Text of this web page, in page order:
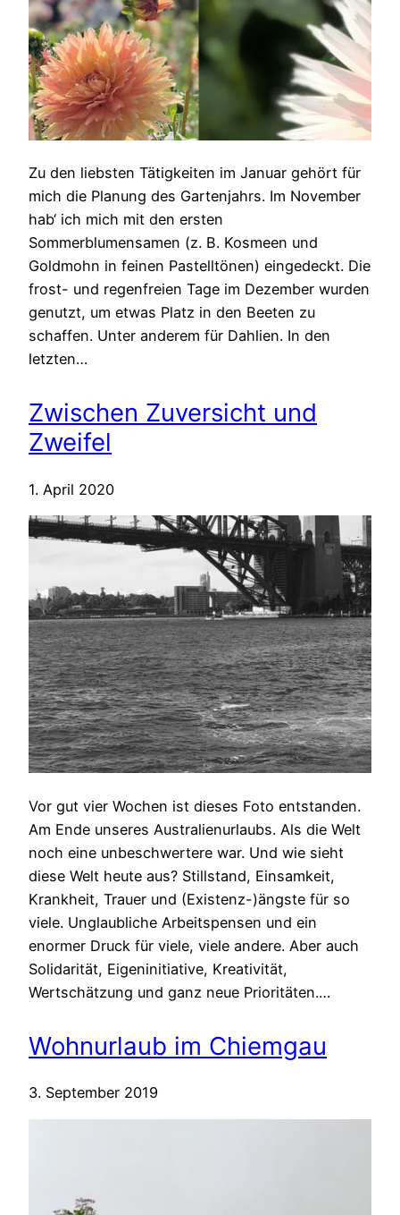
Zu den liebsten Tätigkeiten im Januar gehört für
mich die Planung des Gartenjahrs. Im November
hab‘ ich mich mit den ersten
Sommerblumensamen (z. B. Kosmeen und
Goldmohn in feinen Pastelltönen) eingedeckt. Die
frost- und regenfreien Tage im Dezember wurden
genutzt, um etwas Platz in den Beeten zu
schaffen. Unter anderem für Dahlien. In den
letzten…
Zwischen Zuversicht und
Zweifel
1. April 2020
Vor gut vier Wochen ist dieses Foto entstanden.
Am Ende unseres Australienurlaubs. Als die Welt
noch eine unbeschwertere war. Und wie sieht
diese Welt heute aus? Stillstand, Einsamkeit,
Krankheit, Trauer und (Existenz-)ängste für so
viele. Unglaubliche Arbeitspensen und ein
enormer Druck für viele, viele andere. Aber auch
Solidarität, Eigeninitiative, Kreativität,
Wertschätzung und ganz neue Prioritäten.…
Wohnurlaub im Chiemgau
3. September 2019